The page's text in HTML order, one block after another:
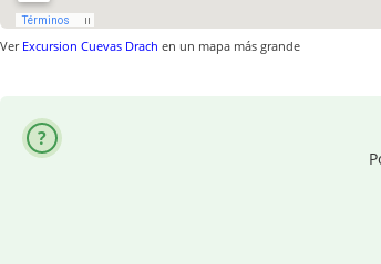
Ver Excursion Cuevas Drach en un mapa más grande